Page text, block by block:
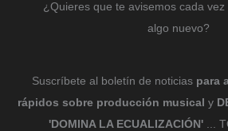
¿Quieres que te avisemos cada
algo nuevo?
Suscríbete al boletín de noticias para
rápidos sobre producción musical y
'DOMINA LA ECUALIZACIÓN' ...